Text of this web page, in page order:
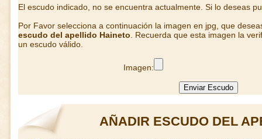
El escudo indicado, no se encuentra actualmente. Si lo deseas
Por Favor selecciona a continuación la imagen en jpg, que
escudo del apellido Haineto . Recuerda que esta imagen la
un escudo válido.
Imagen:
AÑADIR ESCUDO DEL